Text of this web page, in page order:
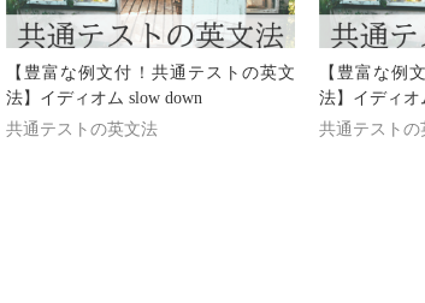
【豊富な例文付！共通テストの英文
法】イディオム slow down
共通テストの英文法
【豊富な例
法】イディオ
共通テスト